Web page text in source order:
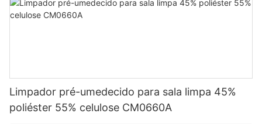
Limpador pré-umedecido para sala limpa 45%
poliéster 55% celulose CM0660A